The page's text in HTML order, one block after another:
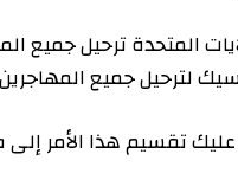
ترحيل جميع
جميع المهاجرين غير
هذا الأمر إلى